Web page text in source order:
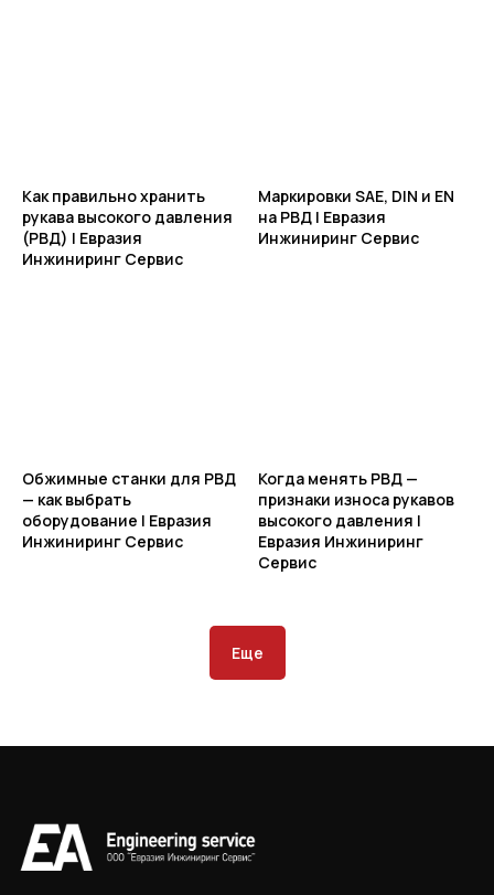
Как правильно хранить
рукава высокого давления
(РВД) | Евразия
Инжиниринг Сервис
Маркировки SAE, DIN и EN
на РВД | Евразия
Инжиниринг Сервис
Обжимные станки для РВД
— как выбрать
оборудование | Евразия
Инжиниринг Сервис
Когда менять РВД —
признаки износа рукавов
высокого давления |
Евразия Инжиниринг
Сервис
Еще